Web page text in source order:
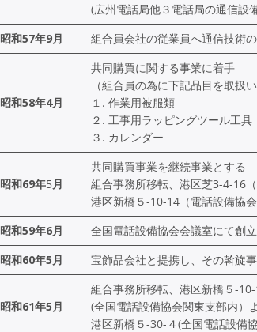
(広州電話局他３電話局の通信設
昭和57年9月
組合員会社の従業員へ通信技術
昭和58年4月
共同購買に関する事業に着手
（組合員の為に下記品目を取扱
１. 作業用被服類
２. 工事用ラッピングツール工具
３. カレンダー
昭和69年5月
共同購買事業を継続事業とする
組合事務所移転、港区芝3-4-16
港区新橋５-10-14（電話設備協
昭和59年6月
全国電話設備協会会議室にて創
昭和60年5月
宝飾品会社と提携し、その斡旋
昭和61年5月
組合事務所移転、港区新橋５-
(全国電話設備協会関東支部内）
港区新橋５-30-４(全国電話設備